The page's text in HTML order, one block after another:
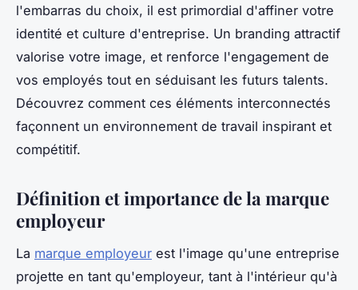
l'embarras du choix, il est primordial d'affiner votre
identité et culture d'entreprise. Un branding attractif
valorise votre image, et renforce l'engagement de
vos employés tout en séduisant les futurs talents.
Découvrez comment ces éléments interconnectés
façonnent un environnement de travail inspirant et
compétitif.
Définition et importance de la marque
employeur
La marque employeur est l'image qu'une entreprise
projette en tant qu'employeur, tant à l'intérieur qu'à